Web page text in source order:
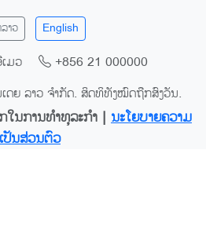
າວ English
ມວ
+856 21 000000
ດຍ ລາວ ຈຳກັດ. ສິດທິທັງໝົດຖືກສົງວັນ.
ໃນການທຳທຸລະກຳ | ນະໂຍບາຍຄວາມ
ເປັນສ່ວນຕົວ